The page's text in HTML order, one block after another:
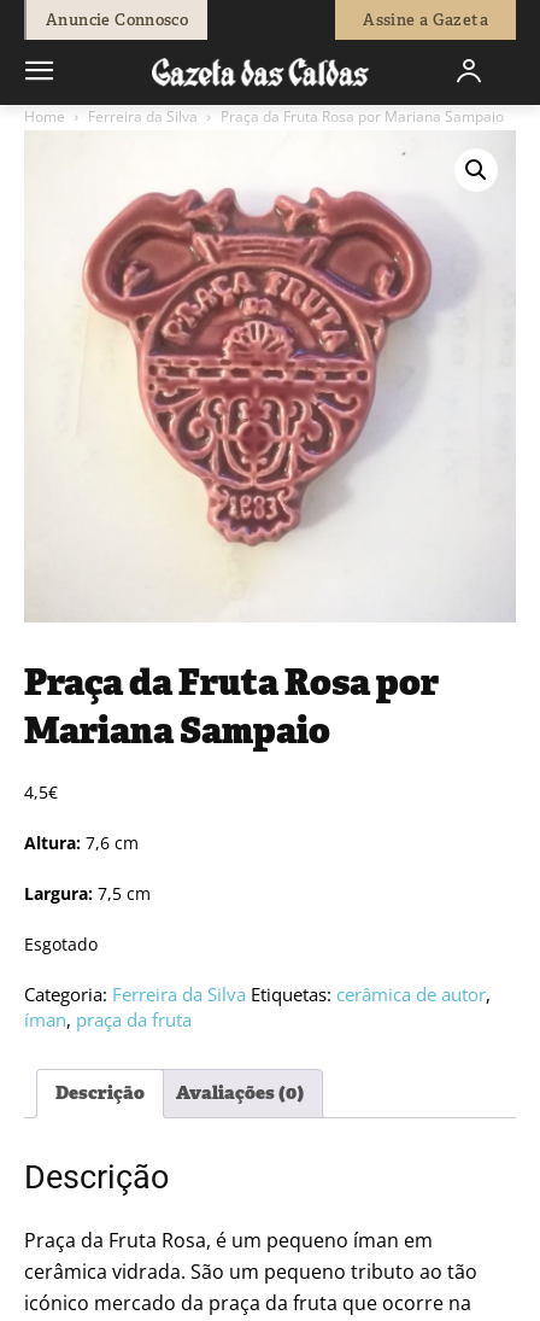
Anuncie Connosco Assine a Gazeta
Home Ferreira da Silva Praça da Fruta Rosa por Mariana Sampaio
Praça da Fruta Rosa por
Mariana Sampaio
4,5€
Altura: 7,6 cm
Largura: 7,5 cm
Esgotado
Categoria: Ferreira da Silva Etiquetas: cerâmica de autor,
íman, praça da fruta
Descrição Avaliações (0)
Descrição
Praça da Fruta Rosa, é um pequeno íman em
cerâmica vidrada. São um pequeno tributo ao tão
icónico mercado da praça da fruta que ocorre na